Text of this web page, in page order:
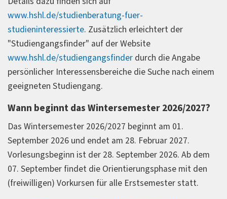
www.hshl.de/studienberatung-fuer-
studieninteressierte. Zusätzlich erleichtert der
"Studiengangsfinder" auf der Website
www.hshl.de/studiengangsfinder durch die Angabe
persönlicher Interessensbereiche die Suche nach einem
geeigneten Studiengang.
Wann beginnt das Wintersemester 2026/2027?
Das Wintersemester 2026/2027 beginnt am 01.
September 2026 und endet am 28. Februar 2027.
Vorlesungsbeginn ist der 28. September 2026. Ab dem
07. September findet die Orientierungsphase mit den
(freiwilligen) Vorkursen für alle Erstsemester statt.